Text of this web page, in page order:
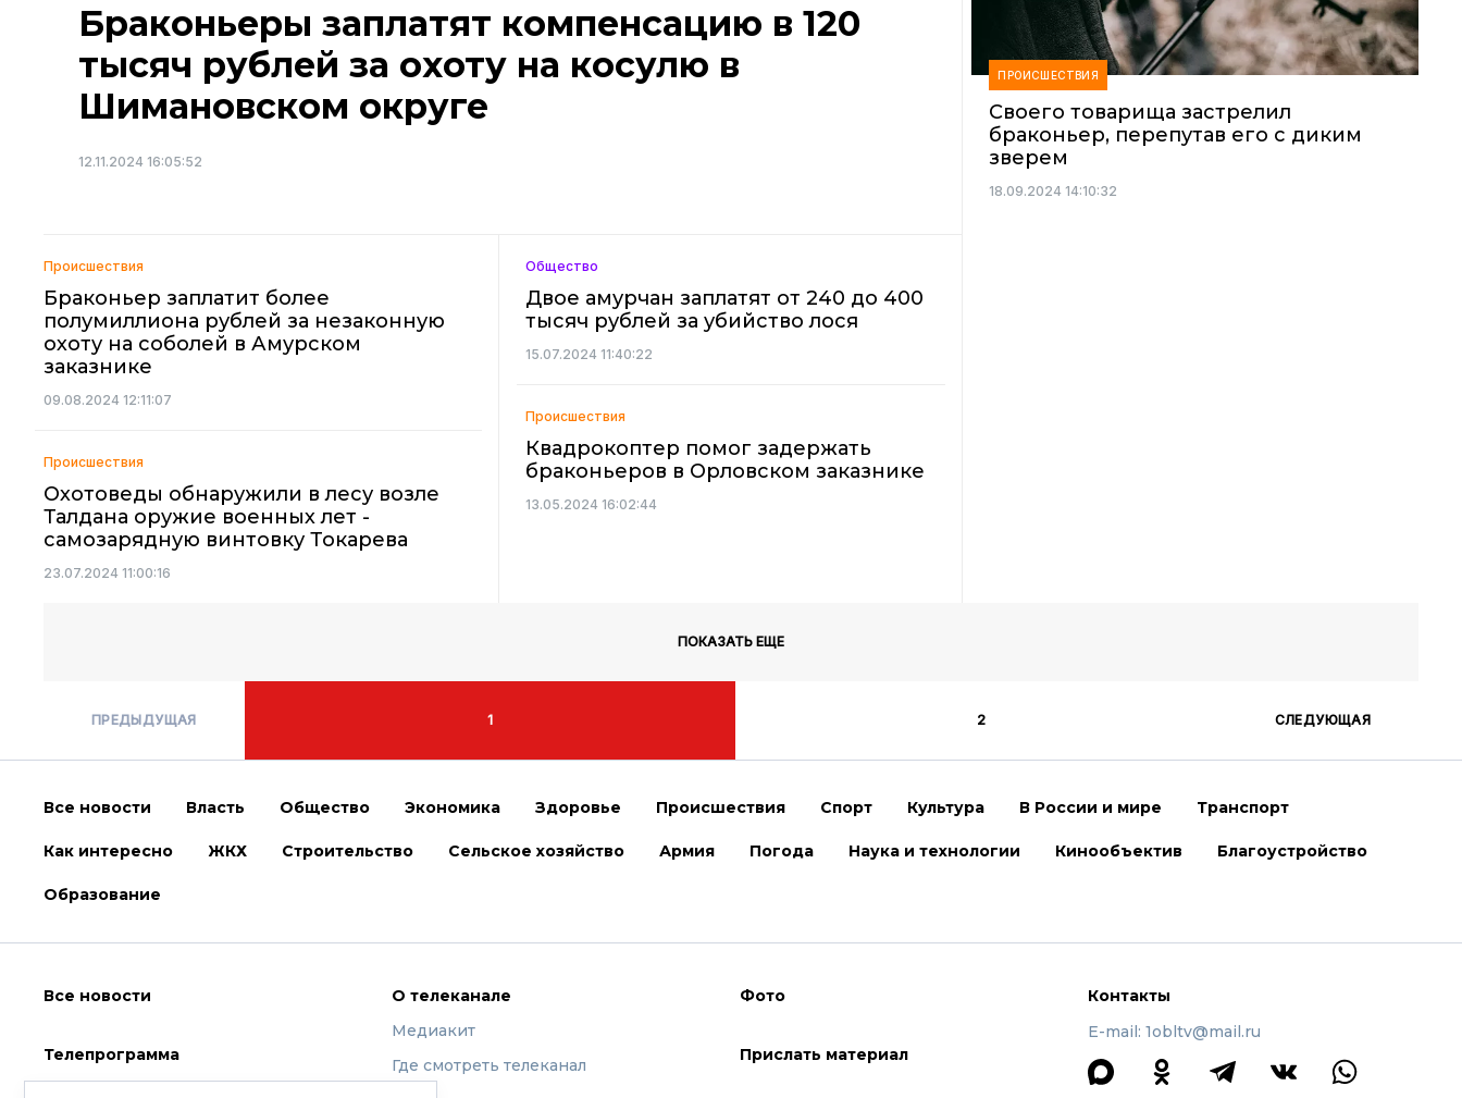
Браконьеры заплатят компенсацию в 120
тысяч рублей за охоту на косулю в
Шимановском округе
12.11.2024 16:05:52
ПРОИСШЕСТВИЯ
Своего товарища застрелил
браконьер, перепутав его с диким
зверем
18.09.2024 14:10:32
Происшествия
Браконьер заплатит более
полумиллиона рублей за незаконную
охоту на соболей в Амурском
заказнике
09.08.2024 12:11:07
Происшествия
Охотоведы обнаружили в лесу возле
Талдана оружие военных лет -
самозарядную винтовку Токарева
23.07.2024 11:00:16
Общество
Двое амурчан заплатят от 240 до 400
тысяч рублей за убийство лося
15.07.2024 11:40:22
Происшествия
Квадрокоптер помог задержать
браконьеров в Орловском заказнике
13.05.2024 16:02:44
ПОКАЗАТЬ ЕЩЕ
ПРЕДЫДУЩАЯ 1 2 СЛЕДУЮЩАЯ
Все новости Власть Общество Экономика Здоровье Происшествия Спорт Культура В России и мире Транспорт
Как интересно ЖКХ Строительство Сельское хозяйство Армия Погода Наука и технологии Кинообъектив Благоустройство
Образование
Все новости
Телепрограмма
О телеканале
Медиакит
Где смотреть телеканал
Фото
Прислать материал
Контакты
E-mail: 1obltv@mail.ru